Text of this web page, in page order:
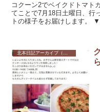
コクーン2でベイクドトマト
てことで7月18日土曜日、行
トの様子をお届けします。
北本日記アーカイブ（記録保存）